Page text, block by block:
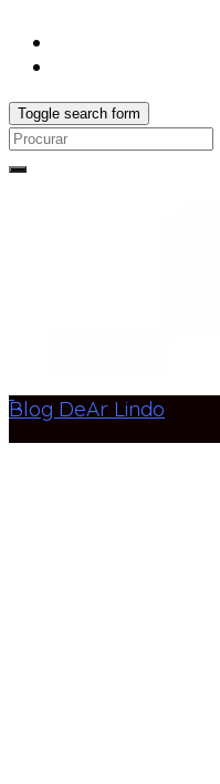
Toggle search form
Search
Blog DeAr Lindo